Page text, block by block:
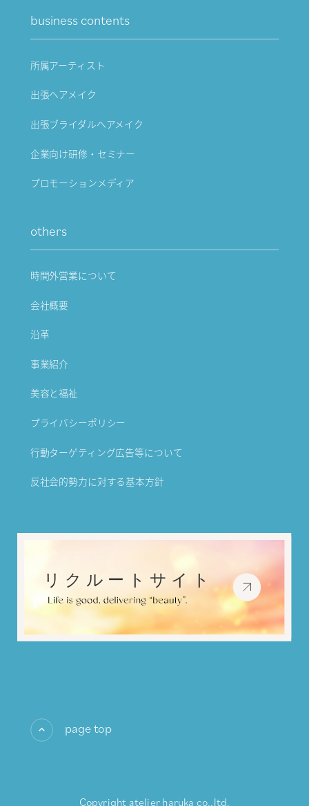
business contents
所属アーティスト
出張ヘアメイク
出張ブライダルヘアメイク
企業向け研修・セミナー
プロモーションメディア
others
時間外営業について
会社概要
沿革
事業紹介
美容と福祉
プライバシーポリシー
行動ターゲティング広告等について
反社会的勢力に対する基本方針
page top
Copyright atelier haruka co.,ltd.